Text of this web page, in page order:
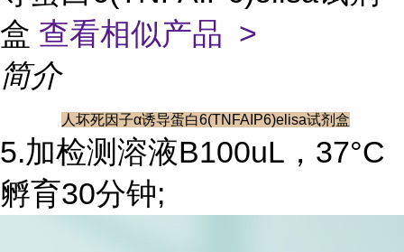
盒 查看相似产品 >
简介
人坏死因子α诱导蛋白6(TNFAIP6)elisa试剂盒
5.加检测溶液B100uL，37°C
孵育30分钟;